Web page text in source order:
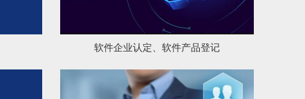
软件企业认定、软件产品登记